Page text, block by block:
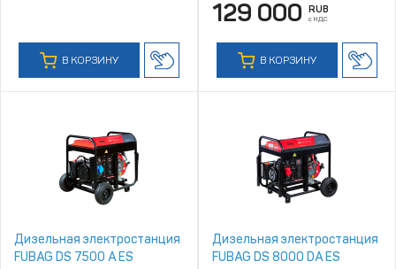
В КОРЗИНУ
129 000 RUB
с НДС
В КОРЗИНУ
Дизельная электростанция
FUBAG DS 7500 A ES
Дизельная электростанция
FUBAG DS 8000 DA ES